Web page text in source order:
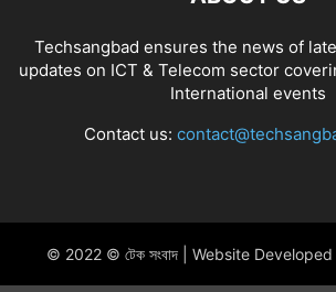
Techsangbad ensures the news of
updates on ICT & Telecom sector
International events
Contact us:
© 2022 © টেক সংবাদ | Website